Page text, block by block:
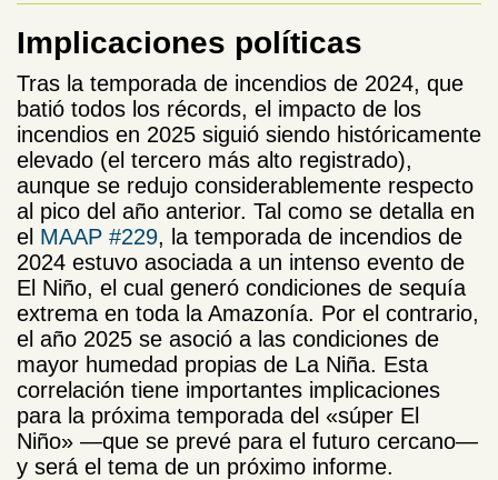
Implicaciones políticas
Tras la temporada de incendios de 2024, que
batió todos los récords, el impacto de los
incendios en 2025 siguió siendo históricamente
elevado (el tercero más alto registrado),
aunque se redujo considerablemente respecto
al pico del año anterior. Tal como se detalla en
el MAAP #229, la temporada de incendios de
2024 estuvo asociada a un intenso evento de
El Niño, el cual generó condiciones de sequía
extrema en toda la Amazonía. Por el contrario,
el año 2025 se asoció a las condiciones de
mayor humedad propias de La Niña. Esta
correlación tiene importantes implicaciones
para la próxima temporada del «súper El
Niño» —que se prevé para el futuro cercano—
y será el tema de un próximo informe.